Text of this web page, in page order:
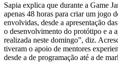
Sapia explica que durante a Game
apenas 48 horas para criar um jogo
envolvidas, desde a apresentação
o desenvolvimento do protótipo e a
realizada neste domingo”, diz.
tiveram o apoio de mentores
desde a de programação até a de